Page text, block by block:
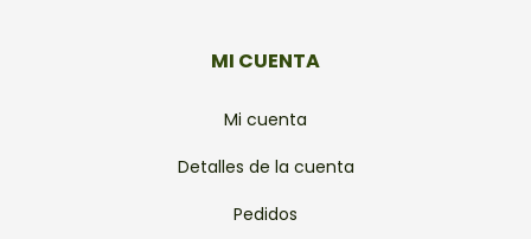
MI CUENTA
Mi cuenta
Detalles de la cuenta
Pedidos